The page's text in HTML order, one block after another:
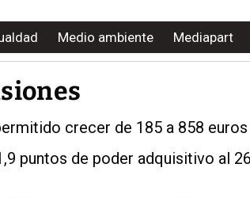
Medio ambiente Mediapart
crecer de 185 a 858 euros
puntos de poder adquisitivo al